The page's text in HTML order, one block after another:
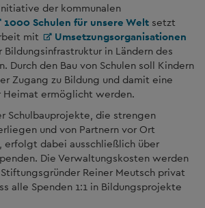
der kommunalen
1000 Schulen für unsere Welt setzt
mit
Umsetzungsorganisationen
in Ländern des
Durch den Bau von Schulen soll Kindern
Zugang zu Bildung und damit eine
Heimat ermöglicht werden.
Schulbauprojekte, die strengen
und von Partnern vor Ort
erfolgt dabei ausschließlich über
Die Verwaltungskosten werden
Reiner Meutsch privat
alle Spenden 1:1 in Bildungsprojekte